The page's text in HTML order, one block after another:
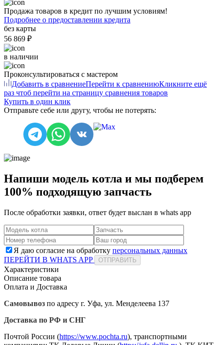
Продажа товаров в кредит по лучшим условиям!
Подробнее о предоставлении кредита
без карты
56 869 ₽
в наличии
Проконсультироваться с мастером
Добавить в сравнениеПерейти к сравнениюКликните ещё
раз чтоб перейти на страницу сравнения товаров
Купить в один клик
Отправьте себе или другу, чтобы не потерять:
Напиши модель котла и мы подберем
100% подходящую запчасть
После обработки заявки, ответ будет выслан в whats app
Я даю согласие на обработку персональных данных
ПЕРЕЙТИ В WHATS APP
ОТПРАВИТЬ
Характеристики
Описание товара
Оплата и Доставка
Самовывоз по адресу г. Уфа, ул. Менделеева 137
Доставка по РФ и СНГ
Почтой России (https://www.pochta.ru), транспортными